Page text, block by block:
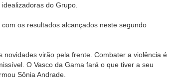
do Grupo.
os resultados alcançados neste segundo
novidades virão pela frente. Combater a violência é
O Vasco da Gama fará o que tiver a seu
Sônia Andrade.